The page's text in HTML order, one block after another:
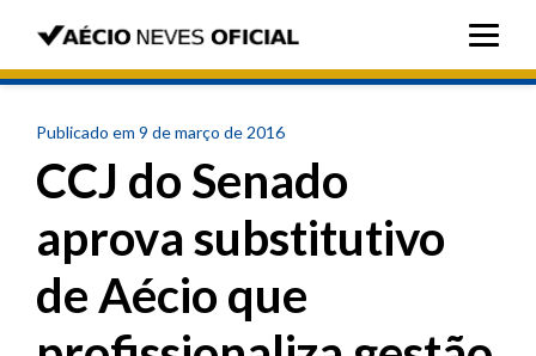
Publicado em 9 de março de 2016
CCJ do Senado
aprova substitutivo
de Aécio que